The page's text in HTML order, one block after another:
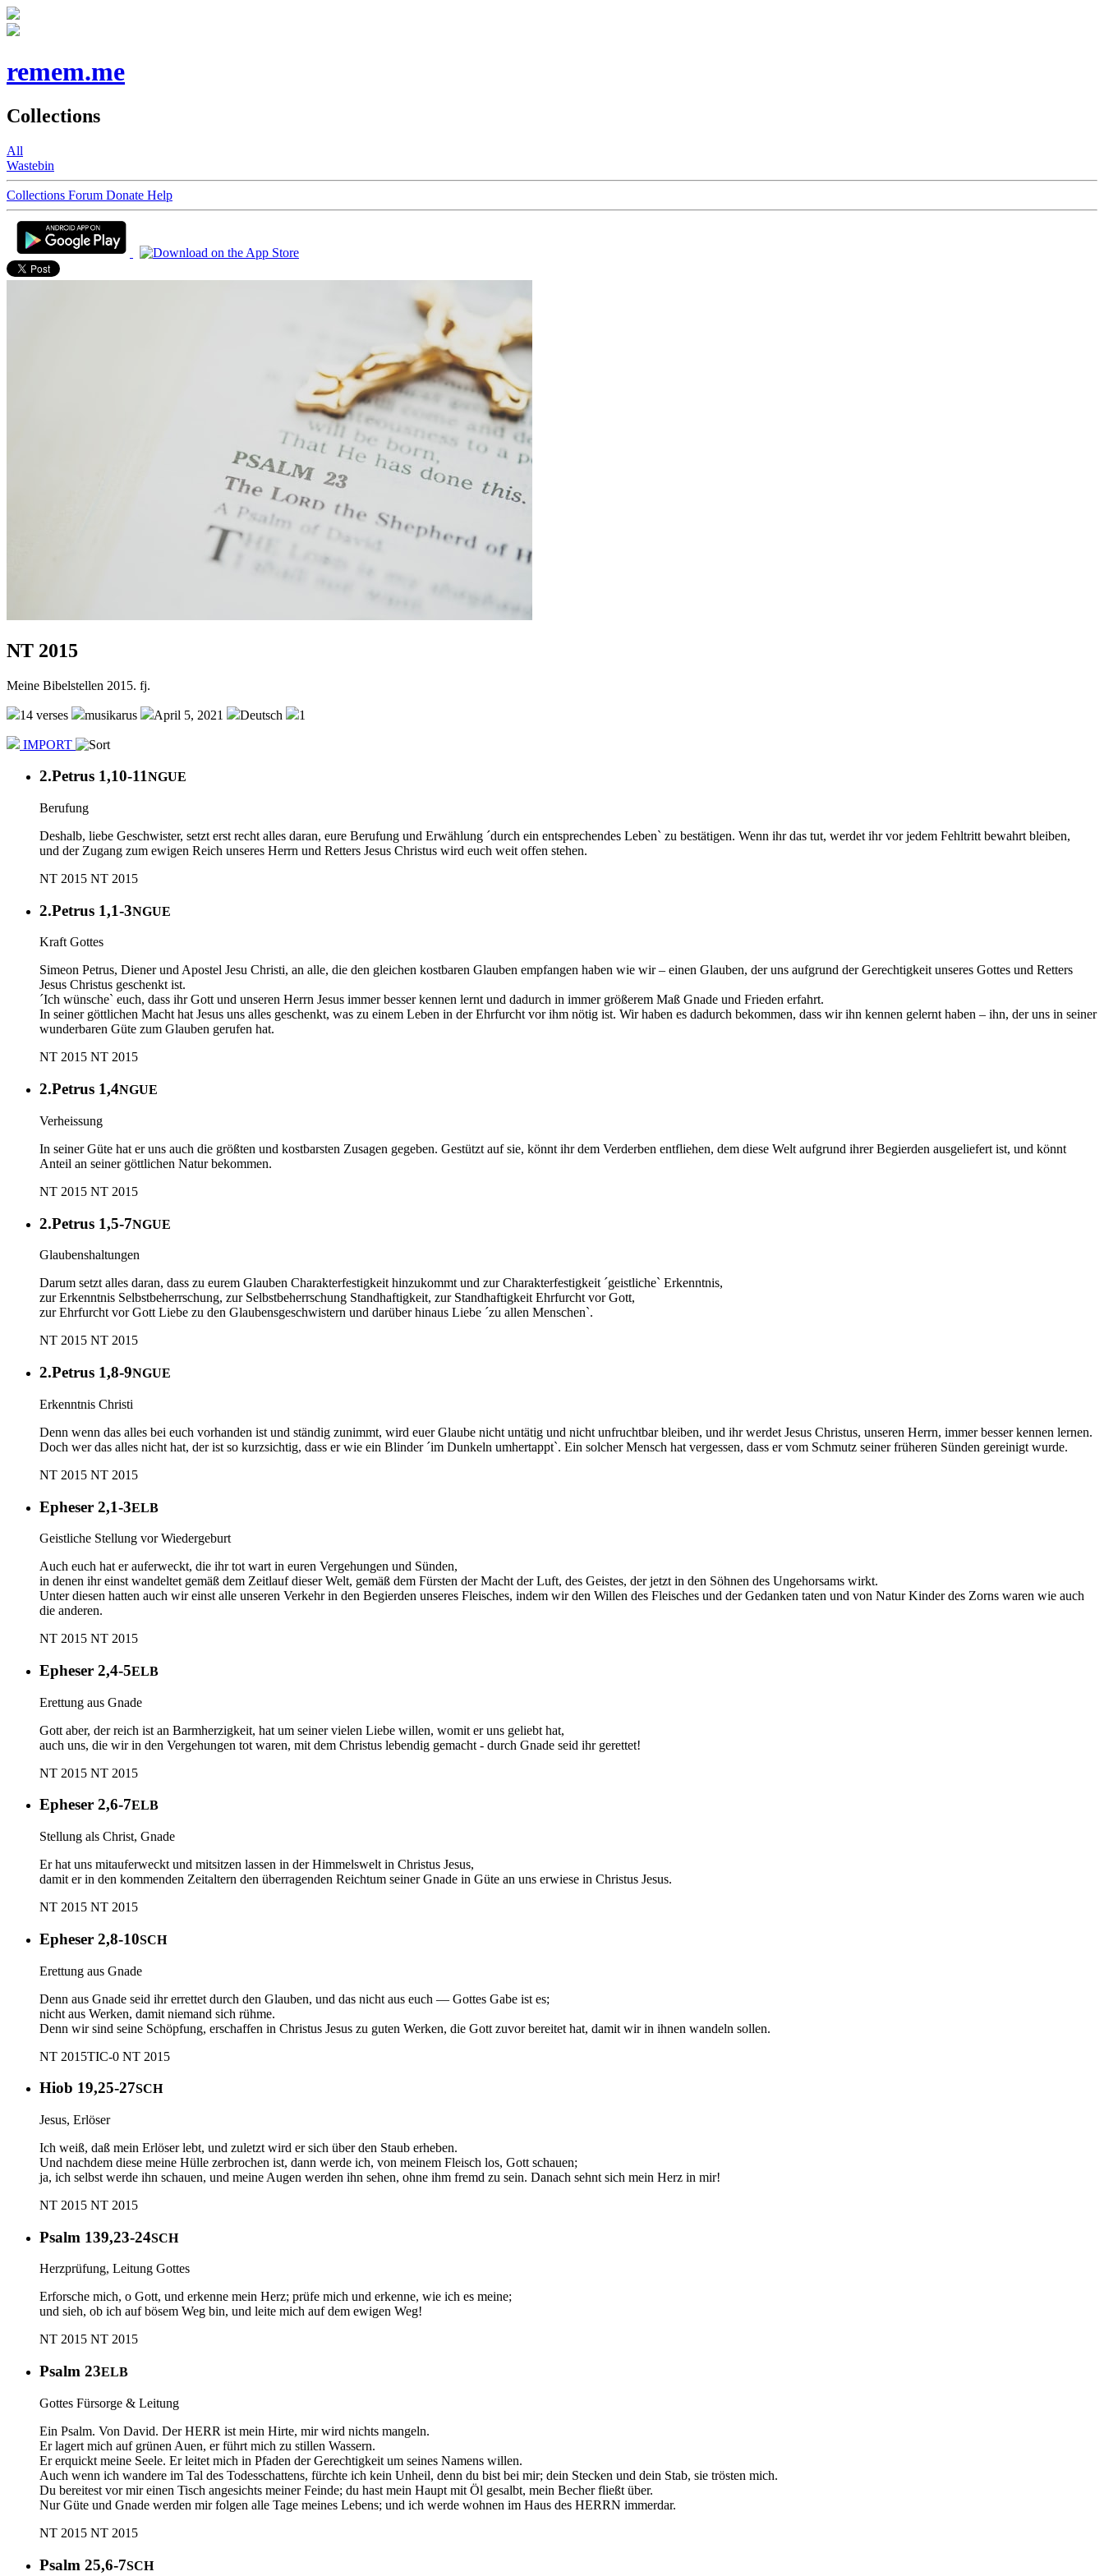
remem.me
Collections
All
Wastebin
Collections Forum Donate Help
NT 2015
Meine Bibelstellen 2015. fj.
14 verses musikarus April 5, 2021 Deutsch 1
IMPORT
2.Petrus 1,10-11NGUE
Berufung
Deshalb, liebe Geschwister, setzt erst recht alles daran, eure Berufung und Erwählung ´durch ein entsprechendes Leben` zu bestätigen. Wenn ihr das tut, werdet ihr vor jedem Fehltritt bewahrt bleiben,
und der Zugang zum ewigen Reich unseres Herrn und Retters Jesus Christus wird euch weit offen stehen.
NT 2015 NT 2015
2.Petrus 1,1-3NGUE
Kraft Gottes
Simeon Petrus, Diener und Apostel Jesu Christi, an alle, die den gleichen kostbaren Glauben empfangen haben wie wir – einen Glauben, der uns aufgrund der Gerechtigkeit unseres Gottes und Retters
Jesus Christus geschenkt ist.
´Ich wünsche` euch, dass ihr Gott und unseren Herrn Jesus immer besser kennen lernt und dadurch in immer größerem Maß Gnade und Frieden erfahrt.
In seiner göttlichen Macht hat Jesus uns alles geschenkt, was zu einem Leben in der Ehrfurcht vor ihm nötig ist. Wir haben es dadurch bekommen, dass wir ihn kennen gelernt haben – ihn, der uns in seiner
wunderbaren Güte zum Glauben gerufen hat.
NT 2015 NT 2015
2.Petrus 1,4NGUE
Verheissung
In seiner Güte hat er uns auch die größten und kostbarsten Zusagen gegeben. Gestützt auf sie, könnt ihr dem Verderben entfliehen, dem diese Welt aufgrund ihrer Begierden ausgeliefert ist, und könnt
Anteil an seiner göttlichen Natur bekommen.
NT 2015 NT 2015
2.Petrus 1,5-7NGUE
Glaubenshaltungen
Darum setzt alles daran, dass zu eurem Glauben Charakterfestigkeit hinzukommt und zur Charakterfestigkeit ´geistliche` Erkenntnis,
zur Erkenntnis Selbstbeherrschung, zur Selbstbeherrschung Standhaftigkeit, zur Standhaftigkeit Ehrfurcht vor Gott,
zur Ehrfurcht vor Gott Liebe zu den Glaubensgeschwistern und darüber hinaus Liebe ´zu allen Menschen`.
NT 2015 NT 2015
2.Petrus 1,8-9NGUE
Erkenntnis Christi
Denn wenn das alles bei euch vorhanden ist und ständig zunimmt, wird euer Glaube nicht untätig und nicht unfruchtbar bleiben, und ihr werdet Jesus Christus, unseren Herrn, immer besser kennen lernen.
Doch wer das alles nicht hat, der ist so kurzsichtig, dass er wie ein Blinder ´im Dunkeln umhertappt`. Ein solcher Mensch hat vergessen, dass er vom Schmutz seiner früheren Sünden gereinigt wurde.
NT 2015 NT 2015
Epheser 2,1-3ELB
Geistliche Stellung vor Wiedergeburt
Auch euch hat er auferweckt, die ihr tot wart in euren Vergehungen und Sünden,
in denen ihr einst wandeltet gemäß dem Zeitlauf dieser Welt, gemäß dem Fürsten der Macht der Luft, des Geistes, der jetzt in den Söhnen des Ungehorsams wirkt.
Unter diesen hatten auch wir einst alle unseren Verkehr in den Begierden unseres Fleisches, indem wir den Willen des Fleisches und der Gedanken taten und von Natur Kinder des Zorns waren wie auch
die anderen.
NT 2015 NT 2015
Epheser 2,4-5ELB
Erettung aus Gnade
Gott aber, der reich ist an Barmherzigkeit, hat um seiner vielen Liebe willen, womit er uns geliebt hat,
auch uns, die wir in den Vergehungen tot waren, mit dem Christus lebendig gemacht - durch Gnade seid ihr gerettet!
NT 2015 NT 2015
Epheser 2,6-7ELB
Stellung als Christ, Gnade
Er hat uns mitauferweckt und mitsitzen lassen in der Himmelswelt in Christus Jesus,
damit er in den kommenden Zeitaltern den überragenden Reichtum seiner Gnade in Güte an uns erwiese in Christus Jesus.
NT 2015 NT 2015
Epheser 2,8-10SCH
Erettung aus Gnade
Denn aus Gnade seid ihr errettet durch den Glauben, und das nicht aus euch — Gottes Gabe ist es;
nicht aus Werken, damit niemand sich rühme.
Denn wir sind seine Schöpfung, erschaffen in Christus Jesus zu guten Werken, die Gott zuvor bereitet hat, damit wir in ihnen wandeln sollen.
NT 2015TIC-0 NT 2015
Hiob 19,25-27SCH
Jesus, Erlöser
Ich weiß, daß mein Erlöser lebt, und zuletzt wird er sich über den Staub erheben.
Und nachdem diese meine Hülle zerbrochen ist, dann werde ich, von meinem Fleisch los, Gott schauen;
ja, ich selbst werde ihn schauen, und meine Augen werden ihn sehen, ohne ihm fremd zu sein. Danach sehnt sich mein Herz in mir!
NT 2015 NT 2015
Psalm 139,23-24SCH
Herzprüfung, Leitung Gottes
Erforsche mich, o Gott, und erkenne mein Herz; prüfe mich und erkenne, wie ich es meine;
und sieh, ob ich auf bösem Weg bin, und leite mich auf dem ewigen Weg!
NT 2015 NT 2015
Psalm 23ELB
Gottes Fürsorge & Leitung
Ein Psalm. Von David. Der HERR ist mein Hirte, mir wird nichts mangeln.
Er lagert mich auf grünen Auen, er führt mich zu stillen Wassern.
Er erquickt meine Seele. Er leitet mich in Pfaden der Gerechtigkeit um seines Namens willen.
Auch wenn ich wandere im Tal des Todesschattens, fürchte ich kein Unheil, denn du bist bei mir; dein Stecken und dein Stab, sie trösten mich.
Du bereitest vor mir einen Tisch angesichts meiner Feinde; du hast mein Haupt mit Öl gesalbt, mein Becher fließt über.
Nur Güte und Gnade werden mir folgen alle Tage meines Lebens; und ich werde wohnen im Haus des HERRN immerdar.
NT 2015 NT 2015
Psalm 25,6-7SCH